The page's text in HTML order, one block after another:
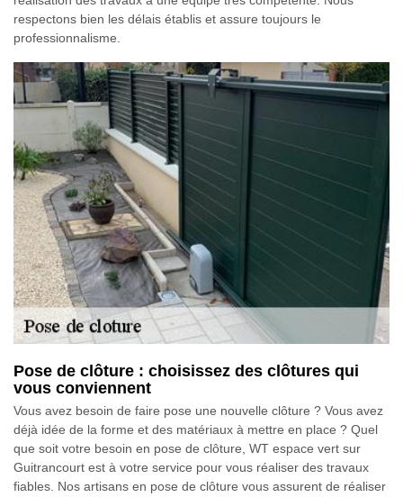
respectons bien les délais établis et assure toujours le
professionnalisme.
Pose de clôture : choisissez des clôtures qui
vous conviennent
Vous avez besoin de faire pose une nouvelle clôture ? Vous avez
déjà idée de la forme et des matériaux à mettre en place ? Quel
que soit votre besoin en pose de clôture, WT espace vert sur
Guitrancourt est à votre service pour vous réaliser des travaux
fiables. Nos artisans en pose de clôture vous assurent de réaliser